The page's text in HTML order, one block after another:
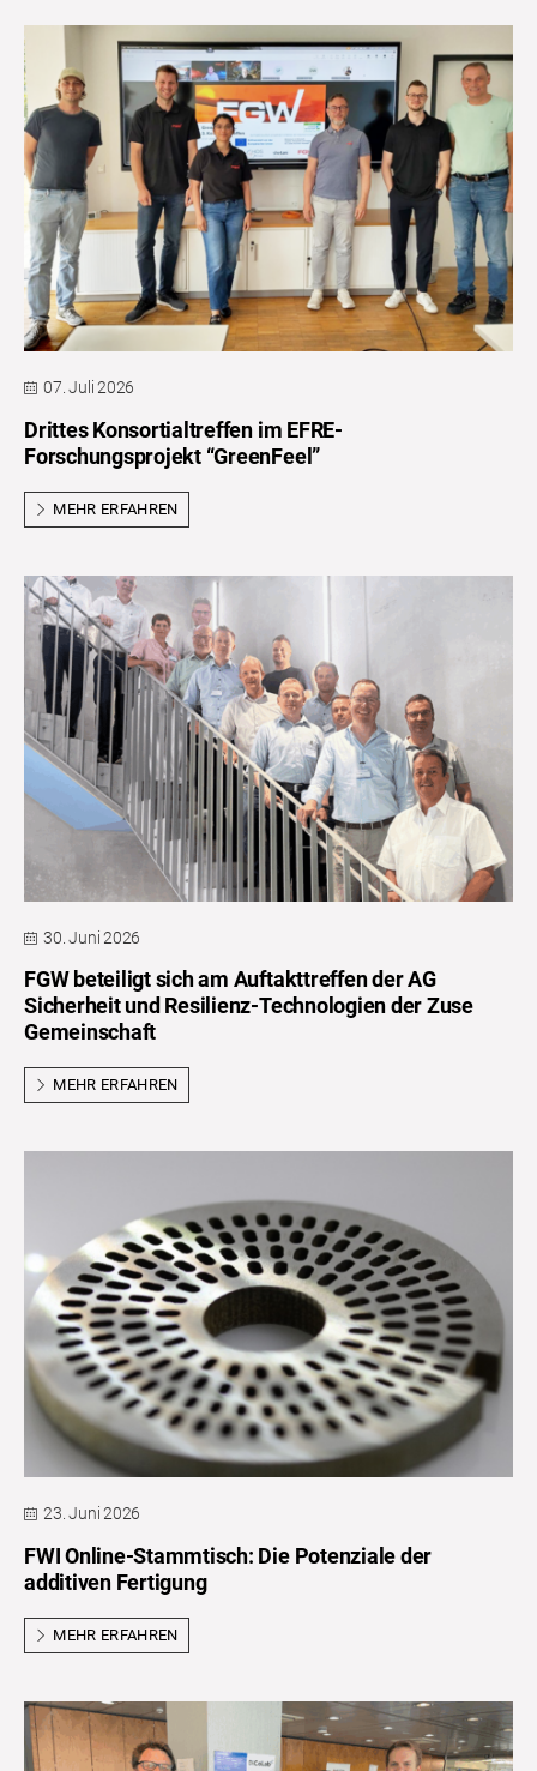
07. Juli 2026
Drittes Konsortialtreffen im EFRE-
Forschungsprojekt “GreenFeel”
MEHR ERFAHREN
30. Juni 2026
FGW beteiligt sich am Auftakttreffen der AG
Sicherheit und Resilienz-Technologien der Zuse
Gemeinschaft
MEHR ERFAHREN
23. Juni 2026
FWI Online-Stammtisch: Die Potenziale der
additiven Fertigung
MEHR ERFAHREN